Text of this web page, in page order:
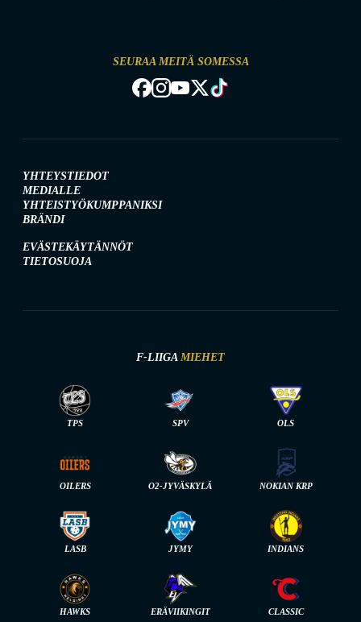
SEURAA MEITÄ SOMESSA
YHTEYSTIEDOT
MEDIALLE
YHTEISTYÖKUMPPANIKSI
BRÄNDI
EVÄSTEKÄYTÄNNÖT
TIETOSUOJA
F-LIIGA MIEHET
TPS SPV OLS
OILERS O2-JYVÄSKYLÄ NOKIAN KRP
LASB JYMY INDIANS
HAWKS ERÄVIIKINGIT CLASSIC